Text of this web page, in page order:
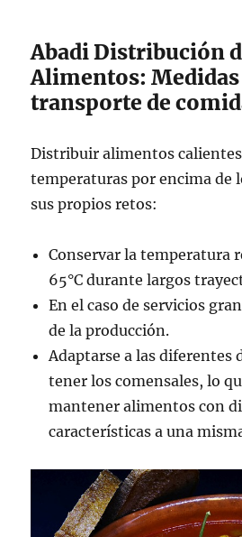
Abadi Distribución
Alimentos: Medidas
transporte de
Distribuir alimentos
temperaturas por encima de
sus propios retos:
Conservar la temperatura
65°C durante largos
En el caso de servicios
de la producción.
Adaptarse a las diferentes
tener los comensales, lo
mantener alimentos con
características a una